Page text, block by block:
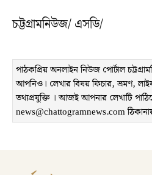
চট্টগ্রামনিউজ/ এসডি/
পাঠকপ্রিয় অনলাইন নিউজ পোর্টাল
আপনিও। লেখার বিষয় ফিচার, ভ্রমণ,
তথ্যপ্রযুক্তি । আজই আপনার লেখাটি
news@chattogramnews.com